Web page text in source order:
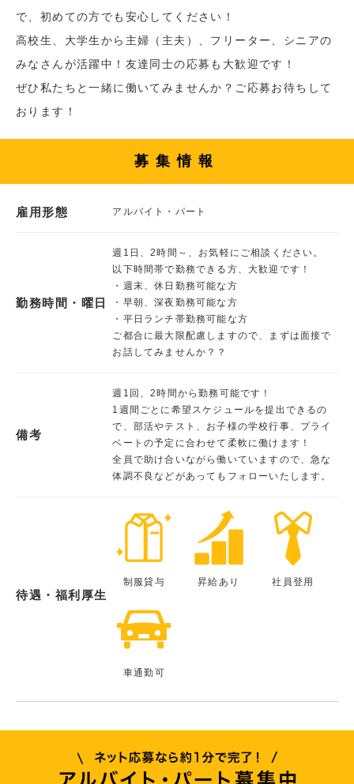
で、初めての方でも安心してください！
高校生、大学生から主婦（主夫）、フリーター、シニアの
みなさんが活躍中！友達同士の応募も大歓迎です！
ぜひ私たちと一緒に働いてみませんか？ご応募お待ちして
おります！
募集情報
雇用形態 アルバイト・パート
勤務時間・曜日
週1日、2時間～、お気軽にご相談ください。
以下時間帯で勤務できる方、大歓迎です！
・週末、休日勤務可能な方
・早朝、深夜勤務可能な方
・平日ランチ帯勤務可能な方
ご都合に最大限配慮しますので、まずは面接で
お話してみませんか？？
備考
週1回、2時間から勤務可能です！
1週間ごとに希望スケジュールを提出できるの
で、部活やテスト、お子様の学校行事、プライ
ベートの予定に合わせて柔軟に働けます！
全員で助け合いながら働いていますので、急な
体調不良などがあってもフォローいたします。
待遇・福利厚生
制服貸与 昇給あり 社員登用
車通勤可